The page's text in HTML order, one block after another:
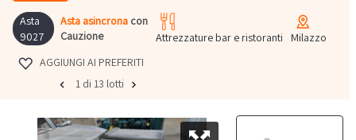
Asta
9027
Asta asincrona con
Cauzione
Attrezzature bar e ristoranti
Milazzo
AGGIUNGI AI PREFERITI
1 di 13 lotti